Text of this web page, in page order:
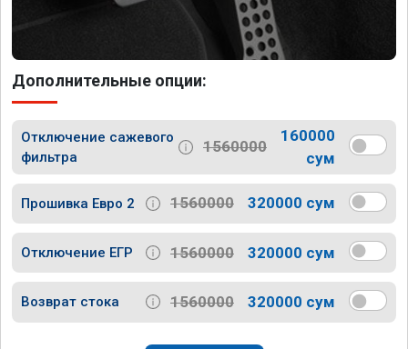
Дополнительные опции:
Отключение сажевого
фильтра
1560000
160000
сум
Прошивка Евро 2 1560000 320000 сум
Отключение ЕГР 1560000 320000 сум
Возврат стока 1560000 320000 сум